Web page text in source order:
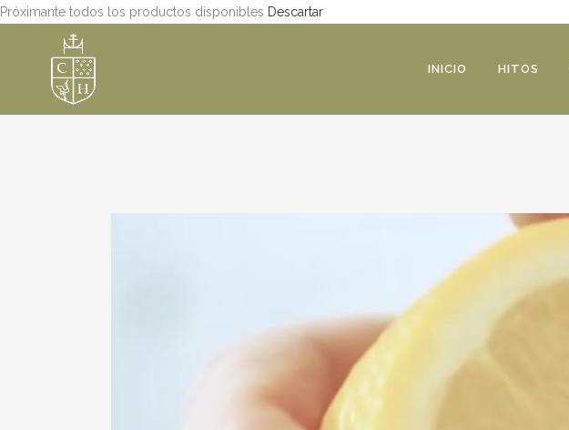
Próximante todos los productos disponibles Descartar
INICIO HITOS